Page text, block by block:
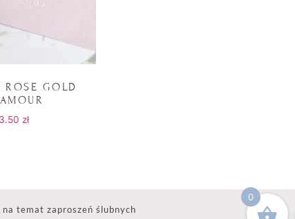
GOLD
3.50 zł
na temat zaproszeń ślubnych
0